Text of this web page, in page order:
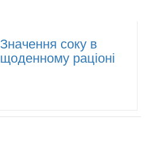
Значення соку в
щоденному раціоні